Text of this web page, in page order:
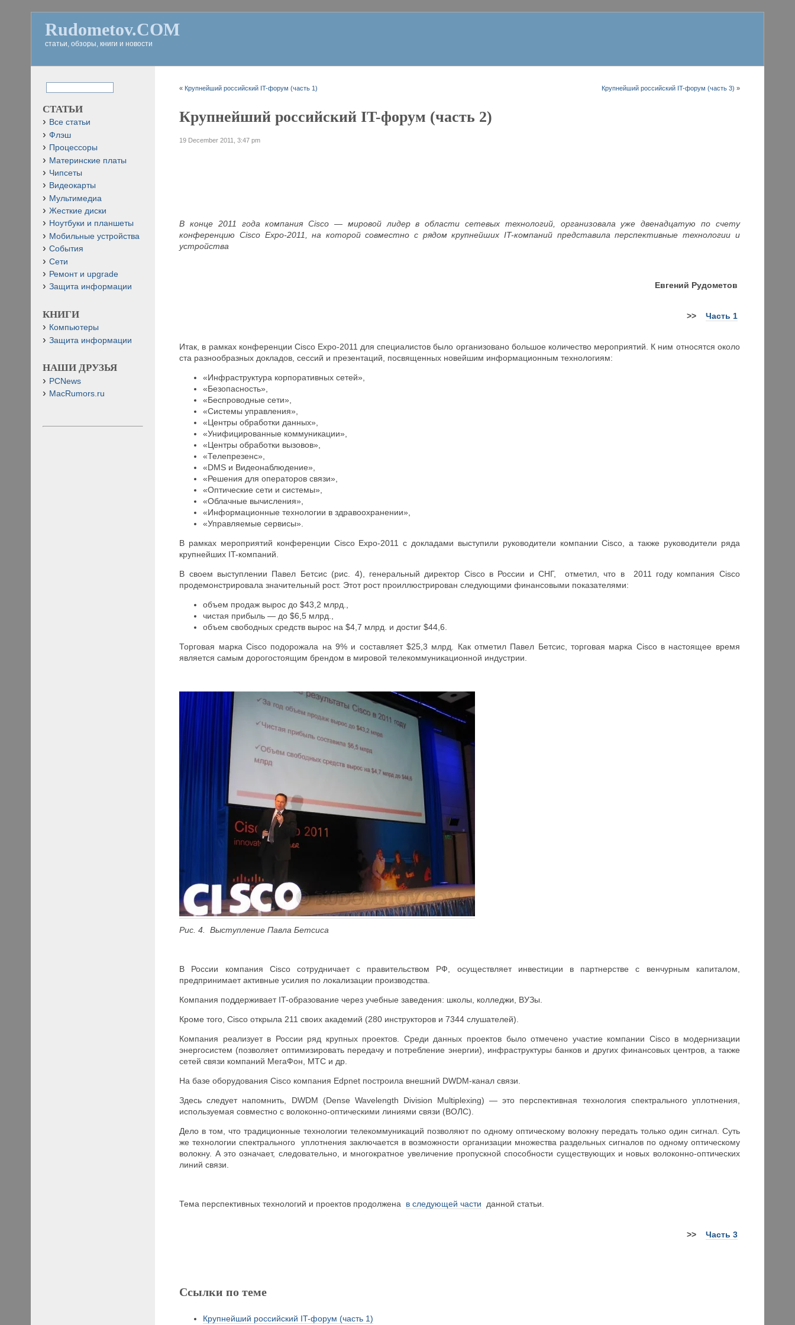
Rudometov.COM
статьи, обзоры, книги и новости
« Крупнейший российский IT-форум (часть 1) Крупнейший российский IT-форум (часть 3) »
Крупнейший российский IT-форум (часть 2)
19 December 2011, 3:47 pm
В конце 2011 года компания Cisco — мировой лидер в области сетевых технологий, организовала уже двенадцатую по счету
конференцию Cisco Expo-2011, на которой совместно с рядом крупнейших IT-компаний представила перспективные технологии и
устройства
Евгений Рудометов
>> Часть 1
Итак, в рамках конференции Cisco Expo-2011 для специалистов было организовано большое количество мероприятий. К ним относятся около
ста разнообразных докладов, сессий и презентаций, посвященных новейшим информационным технологиям:
«Инфраструктура корпоративных сетей»,
«Безопасность»,
«Беспроводные сети»,
«Системы управления»,
«Центры обработки данных»,
«Унифицированные коммуникации»,
«Центры обработки вызовов»,
«Телепрезенс»,
«DMS и Видеонаблюдение»,
«Решения для операторов связи»,
«Оптические сети и системы»,
«Облачные вычисления»,
«Информационные технологии в здравоохранении»,
«Управляемые сервисы».
В рамках мероприятий конференции Cisco Expo-2011 с докладами выступили руководители компании Cisco, а также руководители ряда
крупнейших IT-компаний.
В своем выступлении Павел Бетсис (рис. 4), генеральный директор Cisco в России и СНГ, отметил, что в 2011 году компания Cisco
продемонстрировала значительный рост. Этот рост проиллюстрирован следующими финансовыми показателями:
объем продаж вырос до $43,2 млрд.,
чистая прибыль — до $6,5 млрд.,
объем свободных средств вырос на $4,7 млрд. и достиг $44,6.
Торговая марка Cisco подорожала на 9% и составляет $25,3 млрд. Как отметил Павел Бетсис, торговая марка Cisco в настоящее время
является самым дорогостоящим брендом в мировой телекоммуникационной индустрии.
Рис. 4. Выступление Павла Бетсиса
В России компания Cisco сотрудничает с правительством РФ, осуществляет инвестиции в партнерстве с венчурным капиталом,
предпринимает активные усилия по локализации производства.
Компания поддерживает IT-образование через учебные заведения: школы, колледжи, ВУЗы.
Кроме того, Cisco открыла 211 своих академий (280 инструкторов и 7344 слушателей).
Компания реализует в России ряд крупных проектов. Среди данных проектов было отмечено участие компании Cisco в модернизации
энергосистем (позволяет оптимизировать передачу и потребление энергии), инфраструктуры банков и других финансовых центров, а также
сетей связи компаний МегаФон, МТС и др.
На базе оборудования Cisco компания Edpnet построила внешний DWDM-канал связи.
Здесь следует напомнить, DWDM (Dense Wavelength Division Multiplexing) — это перспективная технология спектрального уплотнения,
используемая совместно с волоконно-оптическими линиями связи (ВОЛС).
Дело в том, что традиционные технологии телекоммуникаций позволяют по одному оптическому волокну передать только один сигнал. Суть
же технологии спектрального уплотнения заключается в возможности организации множества раздельных сигналов по одному оптическому
волокну. А это означает, следовательно, и многократное увеличение пропускной способности существующих и новых волоконно-оптических
линий связи.
Тема перспективных технологий и проектов продолжена в следующей части данной статьи.
>> Часть 3
Ссылки по теме
Крупнейший российский IT-форум (часть 1)
СТАТЬИ
Все статьи
Флэш
Процессоры
Материнские платы
Чипсеты
Видеокарты
Мультимедиа
Жесткие диски
Ноутбуки и планшеты
Мобильные устройства
События
Сети
Ремонт и upgrade
Защита информации
КНИГИ
Компьютеры
Защита информации
НАШИ ДРУЗЬЯ
PCNews
MacRumors.ru